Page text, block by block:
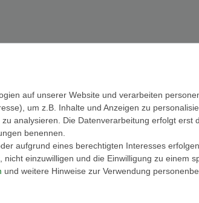
auf unserer Website und verarbeiten
um z.B. Inhalte und Anzeigen zu
analysieren. Die Datenverarbeitung erfolgt erst
benennen.
aufgrund eines berechtigten Interesses
einzuwilligen und die Einwilligung zu einem
und weitere Hinweise zur Verwendung